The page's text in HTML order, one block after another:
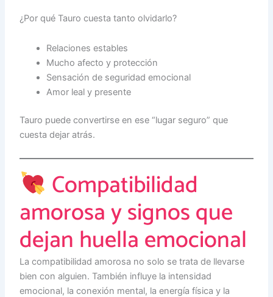
¿Por qué Tauro cuesta tanto olvidarlo?
Relaciones estables
Mucho afecto y protección
Sensación de seguridad emocional
Amor leal y presente
Tauro puede convertirse en ese “lugar seguro” que
cuesta dejar atrás.
Compatibilidad
amorosa y signos que
dejan huella emocional
La compatibilidad amorosa no solo se trata de llevarse
bien con alguien. También influye la intensidad
emocional, la conexión mental, la energía física y la